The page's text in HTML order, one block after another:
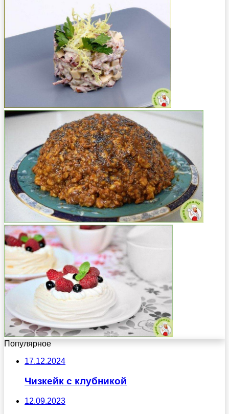
Популярное
17.12.2024
Чизкейк с клубникой
12.09.2023